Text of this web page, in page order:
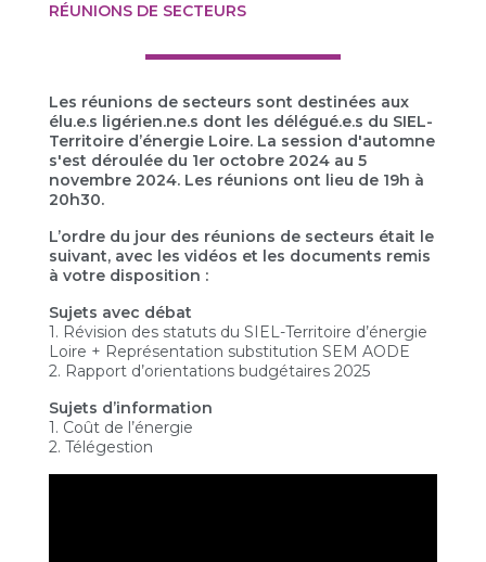
RÉUNIONS DE SECTEURS
Les réunions de secteurs sont destinées aux
élu.e.s ligérien.ne.s dont les délégué.e.s du SIEL-
Territoire d’énergie Loire. La session d'automne
s'est déroulée du 1er octobre 2024 au 5
novembre 2024. Les réunions ont lieu de 19h à
20h30.
L’ordre du jour des réunions de secteurs était le
suivant, avec les vidéos et les documents remis
à votre disposition :
Sujets avec débat
1. Révision des statuts du SIEL-Territoire d’énergie
Loire + Représentation substitution SEM AODE
2. Rapport d’orientations budgétaires 2025
Sujets d’information
1. Coût de l’énergie
2. Télégestion